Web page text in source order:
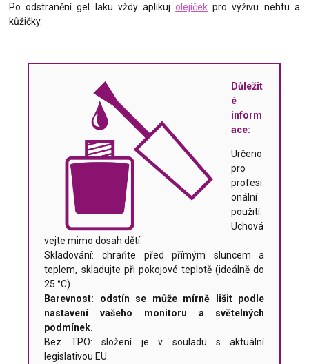
Po odstranění gel laku vždy aplikujolejíček pro výživu nehtu a
kůžičky.
Důležit
é
inform
ace:
Určeno
pro
profesi
onální
použití.
Uchová
vejte mimo dosah dětí.
Skladování: chraňte před přímým sluncem a
teplem, skladujte při pokojové teplotě (ideálně do
25 °C).
Barevnost: odstín se může mírně lišit podle
nastavení vašeho monitoru a světelných
podmínek.
Bez TPO: složení je v souladu s aktuální
legislativou EU.